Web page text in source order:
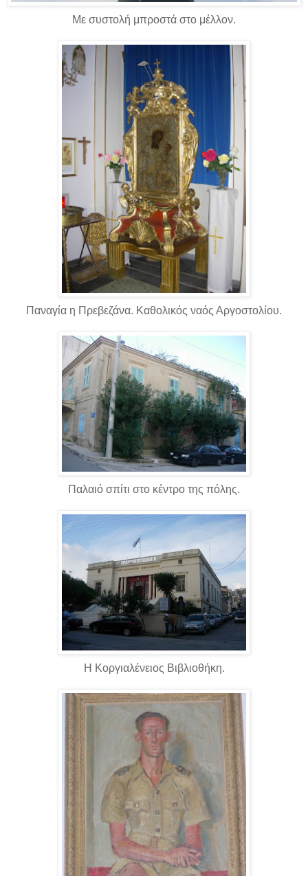
Με συστολή μπροστά στο μέλλον.
Παναγία η Πρεβεζάνα. Καθολικός ναός Αργοστολίου.
Παλαιό σπίτι στο κέντρο της πόλης.
Η Κοργιαλένειος Βιβλιοθήκη.